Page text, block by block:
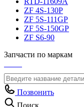
ZF 4S-130P
ZF 5S-111GP
ZF 5S-150GP
ZF S6-90
Запчасти по маркам
Позвонить
Поиск